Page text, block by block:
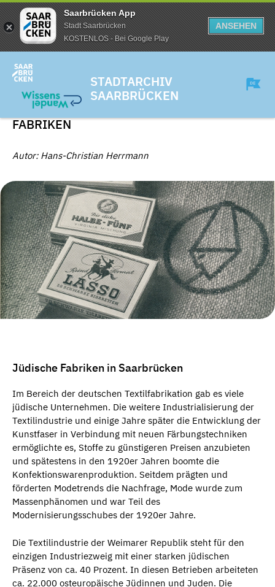
Saarbrücken App
Stadt Saarbrücken
KOSTENLOS - Bei Google Play
ANSEHEN
STADTARCHIV
SAARBRÜCKEN
FABRIKEN
Autor: Hans-Christian Herrmann
Jüdische Fabriken in Saarbrücken
Im Bereich der deutschen Textilfabrikation gab es viele
jüdische Unternehmen. Die weitere Industrialisierung der
Textilindustrie und einige Jahre später die Entwicklung der
Kunstfaser in Verbindung mit neuen Färbungstechniken
ermöglichte es, Stoffe zu günstigeren Preisen anzubieten
und spätestens in den 1920er Jahren boomte die
Konfektionswarenproduktion. Seitdem prägten und
förderten Modetrends die Nachfrage, Mode wurde zum
Massenphänomen und war Teil des
Modernisierungsschubes der 1920er Jahre.
Die Textilindustrie der Weimarer Republik steht für den
einzigen Industriezweig mit einer starken jüdischen
Präsenz von ca. 40 Prozent. In diesen Betrieben arbeiteten
ca. 22.000 osteuropäische Jüdinnen und Juden. Die